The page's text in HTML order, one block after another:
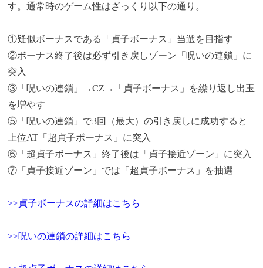
す。通常時のゲーム性はざっくり以下の通り。
①疑似ボーナスである「貞子ボーナス」当選を目指す
②ボーナス終了後は必ず引き戻しゾーン「呪いの連鎖」に
突入
③「呪いの連鎖」→CZ→「貞子ボーナス」を繰り返し出玉
を増やす
⑤「呪いの連鎖」で3回（最大）の引き戻しに成功すると
上位AT「超貞子ボーナス」に突入
⑥「超貞子ボーナス」終了後は「貞子接近ゾーン」に突入
⑦「貞子接近ゾーン」では「超貞子ボーナス」を抽選
>>貞子ボーナスの詳細はこちら
>>呪いの連鎖の詳細はこちら